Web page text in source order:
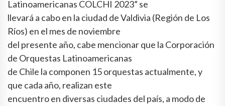
Latinoamericanas COLCHI 2023” se
llevará a cabo en la ciudad de Valdivia (Región de Los
Ríos) en el mes de noviembre
del presente año, cabe mencionar que la Corporación
de Orquestas Latinoamericanas
de Chile la componen 15 orquestas actualmente, y
que cada año, realizan este
encuentro en diversas ciudades del país, a modo de